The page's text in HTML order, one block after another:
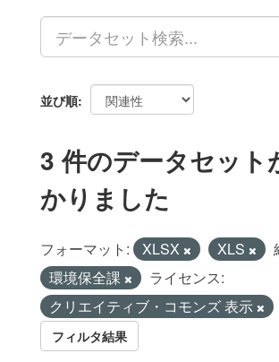
並び順
3 件のデータセット
かりました
フォーマット: XLSX XLS
環境保全課
ライセンス:
クリエイティブ・コモンズ 表示
フィルタ結果